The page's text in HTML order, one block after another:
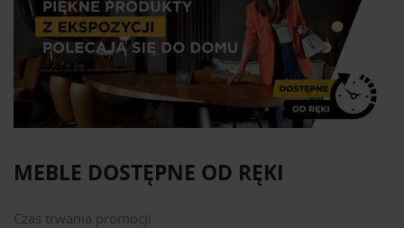
MEBLE DOSTĘPNE OD RĘKI
Czas trwania promocji